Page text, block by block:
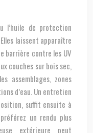
l’huile de protection
laissent apparaître
barrière contre les UV
couches sur bois sec,
assemblages, zones
d’eau. Un entretien
suffit ensuite à
un rendu plus
extérieure peut